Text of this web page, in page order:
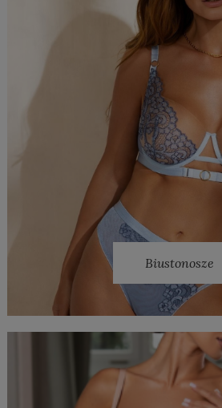
Biustonosze